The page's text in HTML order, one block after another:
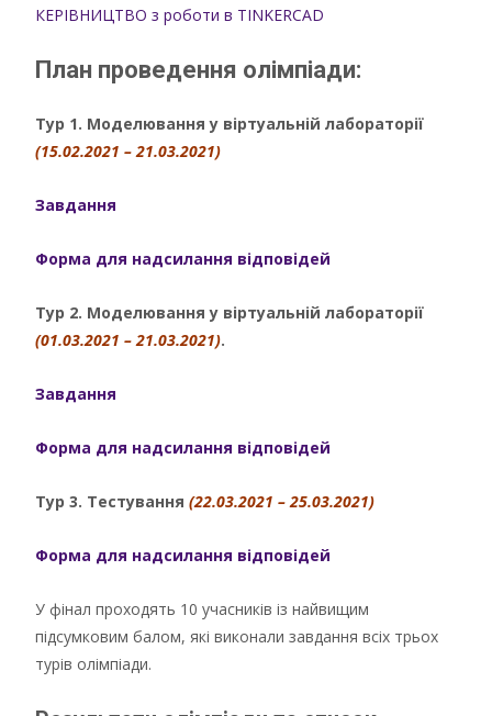
КЕРІВНИЦТВО з роботи в TINKERCAD
План проведення олімпіади:
Тур 1. Моделювання у віртуальній лабораторії
(15.02.2021 – 21.03.2021)
Завдання
Форма для надсилання відповідей
Тур 2. Моделювання у віртуальній лабораторії
(01.03.2021 – 21.03.2021).
Завдання
Форма для надсилання відповідей
Тур 3. Тестування (22.03.2021 – 25.03.2021)
Форма для надсилання відповідей
У фінал проходять 10 учасників із найвищим
підсумковим балом, які виконали завдання всіх трьох
турів олімпіади.